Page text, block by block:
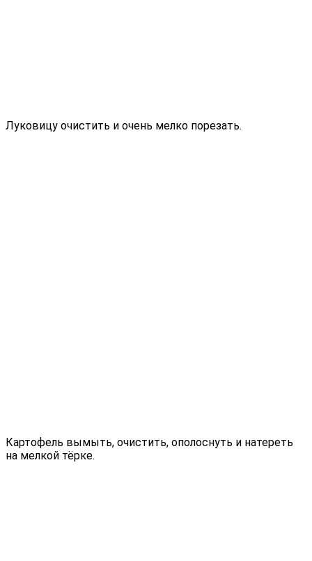
Луковицу очистить и очень мелко порезать.
Картофель вымыть, очистить, ополоснуть и натереть
на мелкой тёрке.